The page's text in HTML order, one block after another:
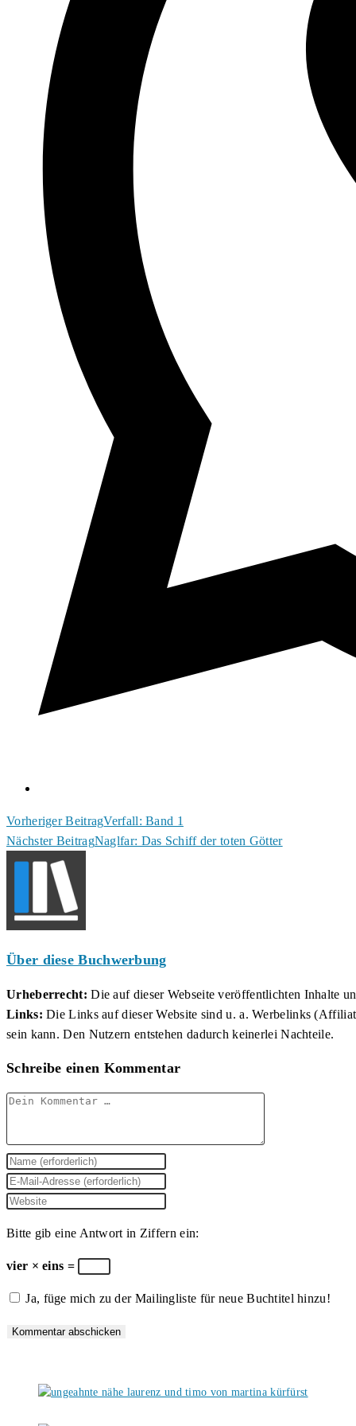
Weitere
Artikel
ansehen
Vorheriger BeitragVerfall: Band 1
Nächster BeitragNaglfar: Das Schiff der toten Götter
Über diese Buchwerbung
Urheberrecht: Die auf dieser Webseite veröffentlichten Inhalte
Links: Die Links auf dieser Website sind u. a. Werbelinks
sein kann. Den Nutzern entstehen dadurch keinerlei Nachteile.
Schreibe einen Kommentar
Kommentar
Gib
deinen
Namen
Benutzernamen
zum
ein
Gib
deine
Mail-
Adresse
Kommentieren
Gib
Website-
URL
(optional)
Bitte gib eine Antwort in Ziffern ein:
vier × eins =
Ja, füge mich zu der Mailingliste für neue Buchtitel hinzu!